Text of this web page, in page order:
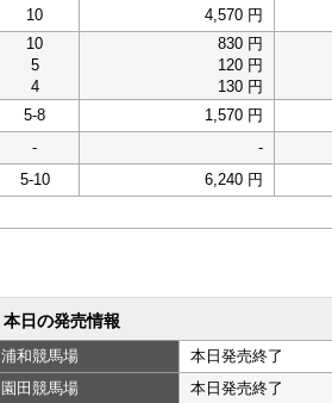
10 4,570 円
10
5
4
830 円
120 円
130 円
5-8 1,570 円
- -
5-10 6,240 円
本日の発売情報
浦和競馬場 本日発売終了
園田競馬場 本日発売終了